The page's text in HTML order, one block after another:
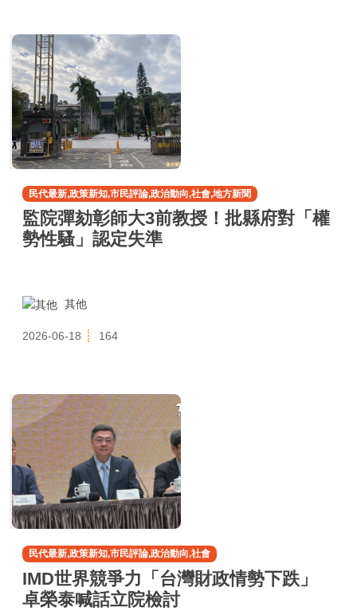
民代最新,政策新知,市民評論,政治動向,社會,地方新聞
監院彈劾彰師大3前教授！批縣府對「權
勢性騷」認定失準
其他
2026-06-18 164
民代最新,政策新知,市民評論,政治動向,社會
IMD世界競爭力「台灣財政情勢下跌」
卓榮泰喊話立院檢討